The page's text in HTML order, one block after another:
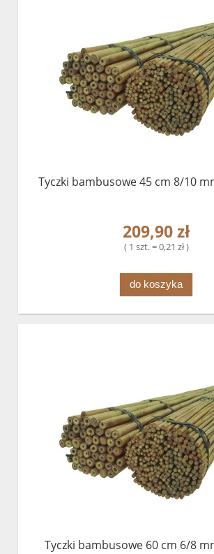
Tyczki bambusowe 45 cm 8/10
209,90 zł
( 1 szt. = 0,21 zł )
do koszyka
Tyczki bambusowe 60 cm 6/8